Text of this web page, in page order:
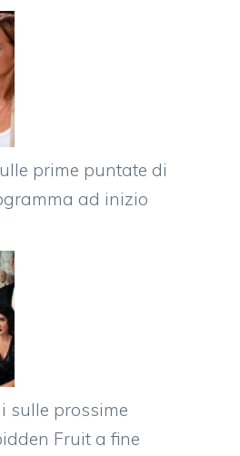
prime puntate di
ad inizio
sulle prossime
Fruit a fine